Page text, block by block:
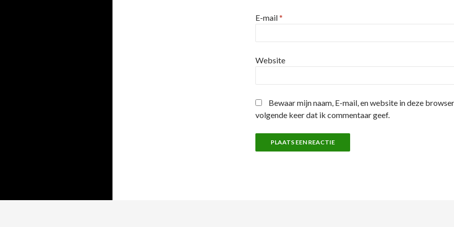
E-mail*
Website
Bewaar mijn naam, E-mail, en website in deze
volgende keer dat ik commentaar geef.